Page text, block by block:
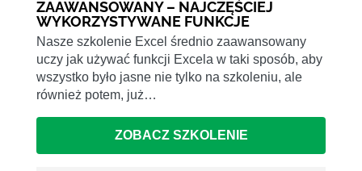
ZAAWANSOWANY – NAJCZĘŚCIEJ
WYKORZYSTYWANE FUNKCJE
Nasze szkolenie Excel średnio zaawansowany
uczy jak używać funkcji Excela w taki sposób, aby
wszystko było jasne nie tylko na szkoleniu, ale
również potem, już…
ZOBACZ SZKOLENIE